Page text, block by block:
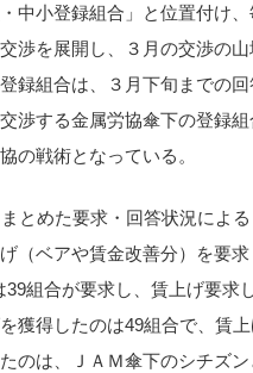
中小登録組合」と位置付け
渉を展開し、３月の交渉の
録組合は、３月下旬までの
渉する金属労協傘下の登録
の戦術となっている。
とめた要求・回答状況によ
（ベアや賃金改善分）を要
組合が要求し、賃上げ要求
獲得したのは49組合で、賃
のは、ＪＡＭ傘下のシチズ